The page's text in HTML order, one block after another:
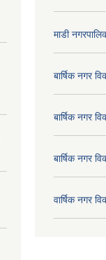
माडी
बार्षिक नगर
बार्षिक नगर
बार्षिक नगर
वार्षिक नगर